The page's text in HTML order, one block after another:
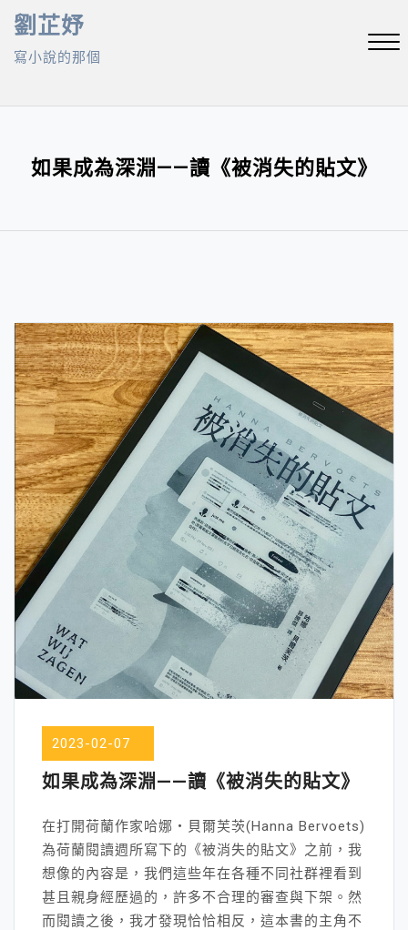
Skip
content
劉芷妤
寫小說的那個
如果成為深淵——讀《被消失的貼文》
2023-02-07
如果成為深淵——讀《被消失的貼文》
在打開荷蘭作家哈娜‧貝爾芙茨(Hanna Bervoets)
為荷蘭閱讀週所寫下的《被消失的貼文》之前，我
想像的內容是，我們這些年在各種不同社群裡看到
甚且親身經歷過的，許多不合理的審查與下架。然
而閱讀之後，我才發現恰恰相反，這本書的主角不